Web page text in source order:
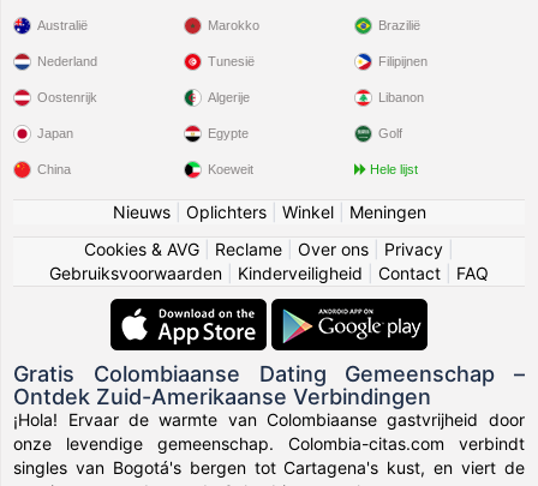
Australië
Nederland
Oostenrijk
Japan
China
Marokko
Tunesië
Algerije
Egypte
Koeweit
Brazilië
Filipijnen
Libanon
Golf
Hele lijst
Nieuws| Oplichters| Winkel| Meningen
Cookies & AVG
Reclame Over ons Privacy
Gebruiksvoorwaarden
Kinderveiligheid Contact FAQ
Gratis Colombiaanse Dating Gemeenschap –
Ontdek Zuid-Amerikaanse Verbindingen
¡Hola! Ervaar de warmte van Colombiaanse gastvrijheid door
onze levendige gemeenschap. Colombia-citas.com verbindt
singles van Bogotá's bergen tot Cartagena's kust, en viert de